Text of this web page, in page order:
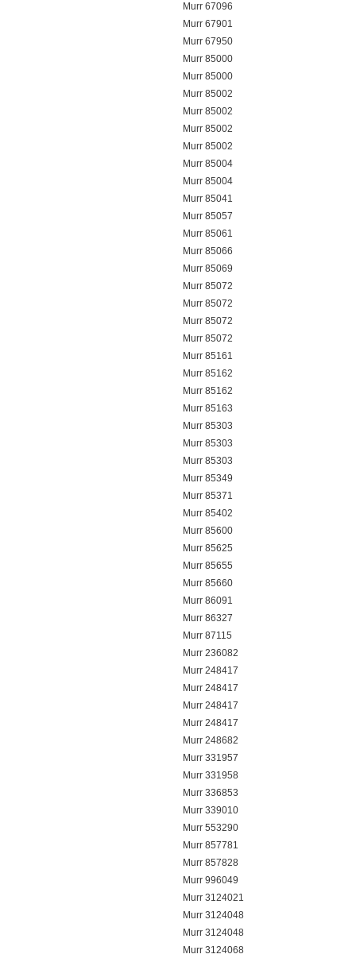
Murr 67096
Murr 67901
Murr 67950
Murr 85000
Murr 85000
Murr 85002
Murr 85002
Murr 85002
Murr 85002
Murr 85004
Murr 85004
Murr 85041
Murr 85057
Murr 85061
Murr 85066
Murr 85069
Murr 85072
Murr 85072
Murr 85072
Murr 85072
Murr 85161
Murr 85162
Murr 85162
Murr 85163
Murr 85303
Murr 85303
Murr 85303
Murr 85349
Murr 85371
Murr 85402
Murr 85600
Murr 85625
Murr 85655
Murr 85660
Murr 86091
Murr 86327
Murr 87115
Murr 236082
Murr 248417
Murr 248417
Murr 248417
Murr 248417
Murr 248682
Murr 331957
Murr 331958
Murr 336853
Murr 339010
Murr 553290
Murr 857781
Murr 857828
Murr 996049
Murr 3124021
Murr 3124048
Murr 3124048
Murr 3124068